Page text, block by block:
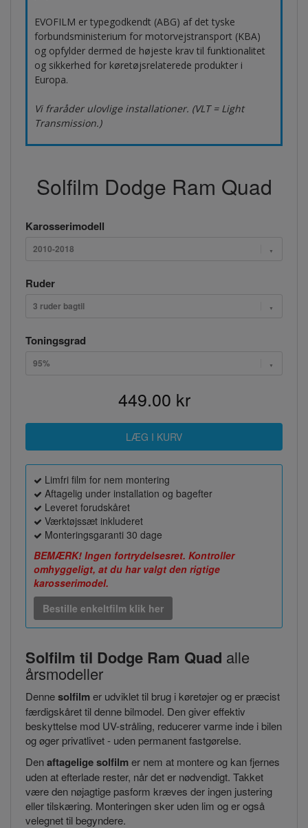
EVOFILM er typegodkendt (ABG) af det tyske
forbundsministerium for motorvejstransport (KBA)
og opfylder dermed de højeste krav til funktionalitet
og sikkerhed for køretøjsrelaterede produkter i
Europa.
Vi fraråder ulovlige installationer. (VLT = Light
Transmission.)
Solfilm Dodge Ram Quad
Karosserimodell
2010-2018
Ruder
3 ruder bagtil
Toningsgrad
95%
449.00 kr
Limfri film for nem montering
Aftagelig under installation og bagefter
Leveret forudskåret
Værktøjssæt inkluderet
Monteringsgaranti 30 dage
BEMÆRK! Ingen fortrydelsesret. Kontroller
omhyggeligt, at du har valgt den rigtige
karosserimodel.
Bestille enkeltfilm klik her
Solfilm til Dodge Ram Quad alle
årsmodeller
Dennesolfilmer udviklet til brug i køretøjer og er præcist
færdigskåret til denne bilmodel. Den giver effektiv
beskyttelse mod UV-stråling, reducerer varme inde i bilen
og øger privatlivet - uden permanent fastgørelse.
Denaftagelige solfilmer nem at montere og kan fjernes
uden at efterlade rester, når det er nødvendigt. Takket
være den nøjagtige pasform kræves der ingen justering
eller tilskæring. Monteringen sker uden lim og er også
velegnet til begyndere.